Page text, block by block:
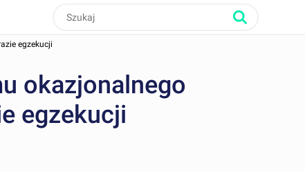
egzekucji
okazjonalnego
egzekucji